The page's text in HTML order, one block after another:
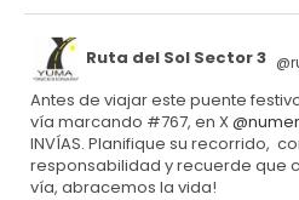
Ruta del Sol Sector 3
Antes de viajar este puente
vía marcando #767, en X
INVÍAS. Planifique su recorrido,
responsabilidad y recuerde que
vía, abracemos la vida!